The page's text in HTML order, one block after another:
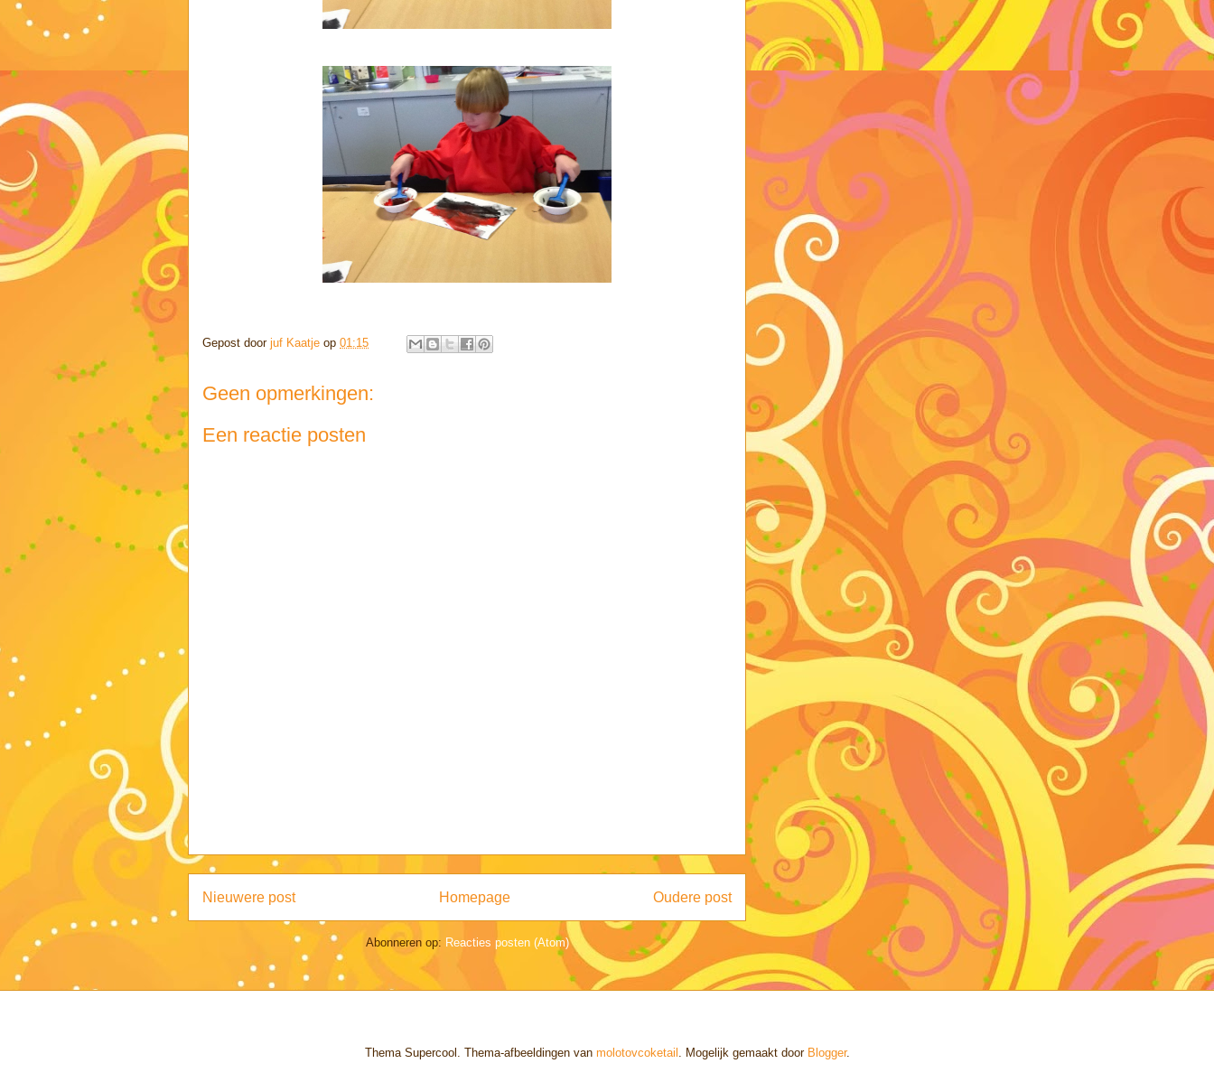
Gepost door juf Kaatje op 01:15
Geen opmerkingen:
Een reactie posten
Nieuwere post Oudere post
Homepage
Abonneren op: Reacties posten (Atom)
Thema Supercool. Thema-afbeeldingen van molotovcoketail . Mogelijk gemaakt door Blogger.